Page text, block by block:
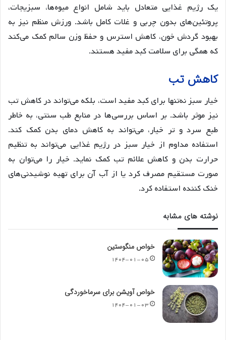
یک رژیم غذایی متعادل باید شامل انواع میوه‌ها، سبزیجات،
پروتئین‌های بدون چربی و غلات کامل باشد. ورزش منظم نیز به
بهبود گردش خون، کاهش استرس و حفظ وزن سالم کمک می‌کند
که همگی برای سلامت کبد مفید هستند.
کاهش تب
خیار سبز نه‌تنها برای کبد مفید است، بلکه می‌تواند در کاهش تب
نیز موثر باشد. بر اساس بررسی‌ها در منابع طب سنتی، به خاطر
طبع سرد و تر خیار، می‌تواند به کاهش دمای بدن کمک کند.
استفاده مداوم از خیار سبز در رژیم غذایی می‌تواند به تنظیم
حرارت بدن و کاهش علائم تب کمک نماید. خیار را می‌توان به
صورت مستقیم مصرف کرد یا از آب آن برای تهیه نوشیدنی‌های
خنک کننده استفاده کرد.
نوشته های مشابه
خواص منگوستین
۱۴۰۴-۰۱-۰۵
خواص آویشن برای سرماخوردگی
۱۴۰۴-۰۱-۰۳